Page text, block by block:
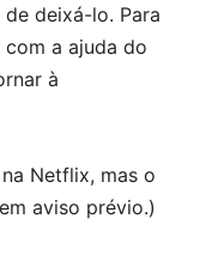
deixá-lo. Para
a ajuda do
à
Netflix, mas o
aviso prévio.)